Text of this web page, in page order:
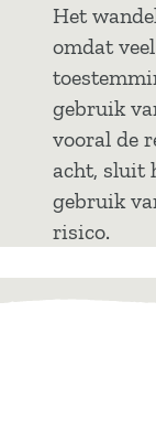
Het
omdat
gebruik
vooral de
acht, sluit
gebruik
risico.